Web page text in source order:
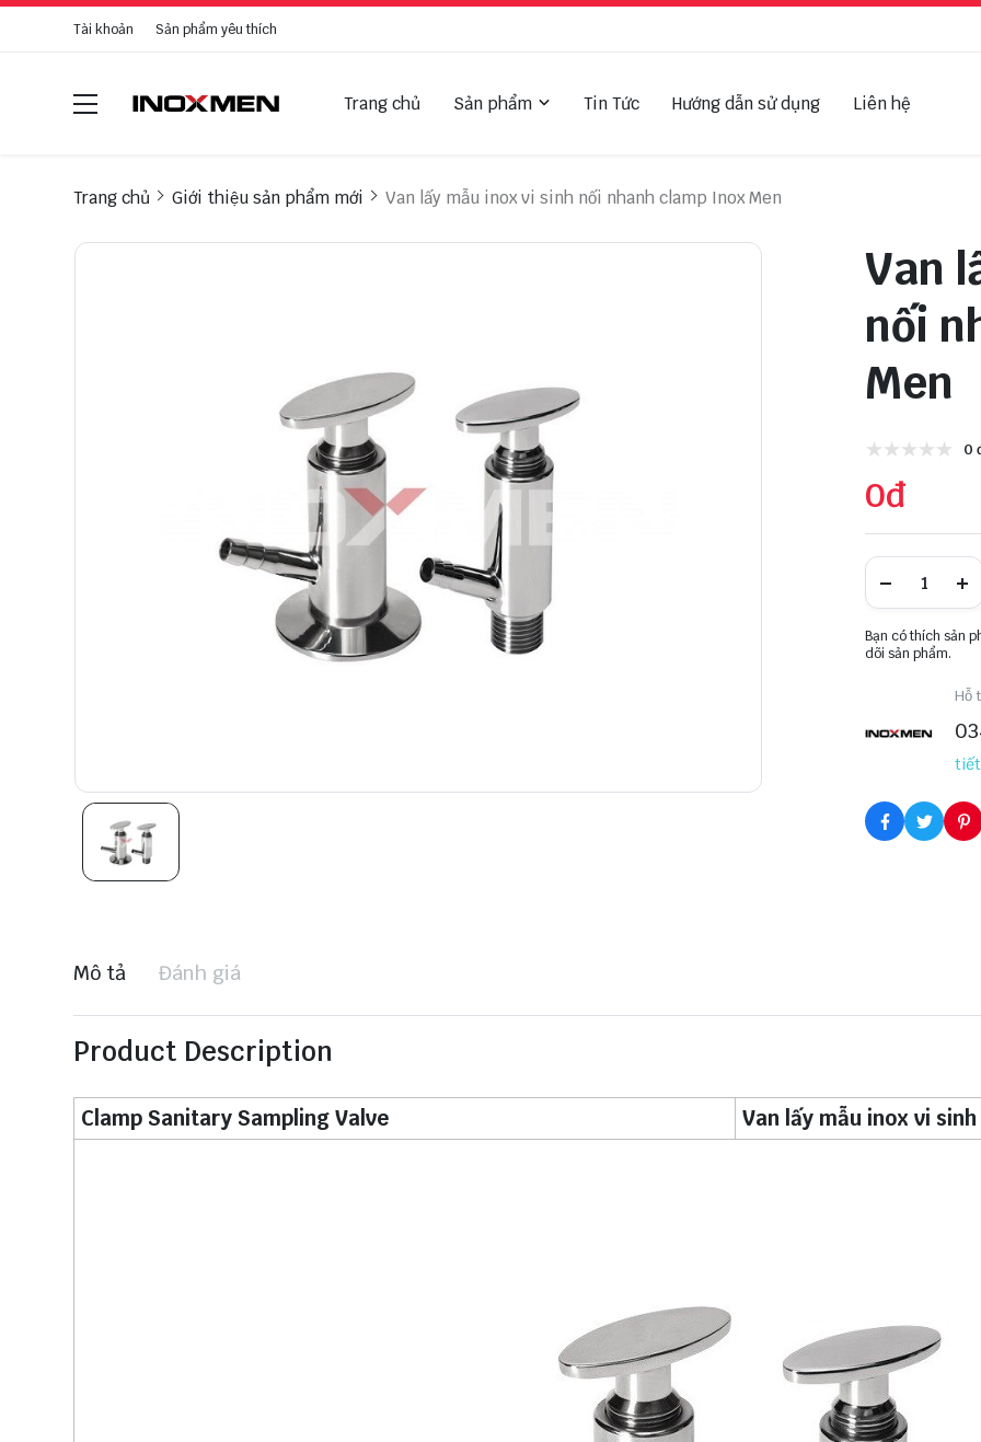
Tài khoản Sản phẩm yêu thích
Trang chủ Sản phẩm Tin Tức Hướng dẫn sử dụng Liên hệ
Trang chủ Giới thiệu sản phẩm mới Van lấy mẫu inox vi sinh nối nhanh clamp Inox Men
Van
nối
Men
0
0đ
Bạn có thích sản
dõi sản phẩm.
Hỗ
Mô tả Đánh giá
Product Description
Clamp Sanitary Sampling Valve Van lấy mẫu inox vi